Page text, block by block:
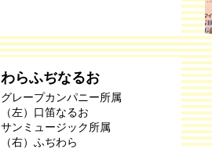
わらふぢなるお
グレープカンパニー所属
（左）口笛なるお
サンミュージック所属
（右）ふぢわら